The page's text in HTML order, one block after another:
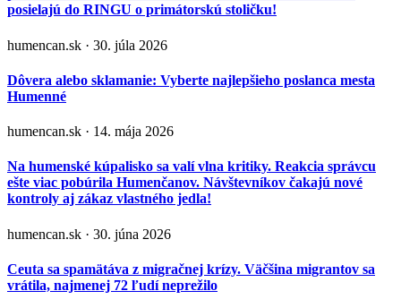
posielajú do RINGU o primátorskú stoličku!
humencan.sk · 30. júla 2026
Dôvera alebo sklamanie: Vyberte najlepšieho poslanca mesta
Humenné
humencan.sk · 14. mája 2026
Na humenské kúpalisko sa valí vlna kritiky. Reakcia správcu
ešte viac pobúrila Humenčanov. Návštevníkov čakajú nové
kontroly aj zákaz vlastného jedla!
humencan.sk · 30. júna 2026
Ceuta sa spamätáva z migračnej krízy. Väčšina migrantov sa
vrátila, najmenej 72 ľudí neprežilo